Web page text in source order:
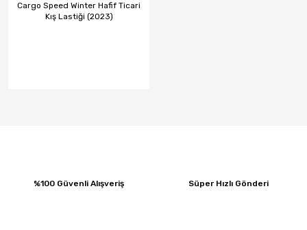
Cargo Speed Winter Hafif Ticari
Kış Lastiği (2023)
%100 Güvenli Alışveriş Süper Hızlı Gönderi